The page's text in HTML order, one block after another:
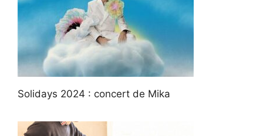
Solidays 2024 : concert de Mika